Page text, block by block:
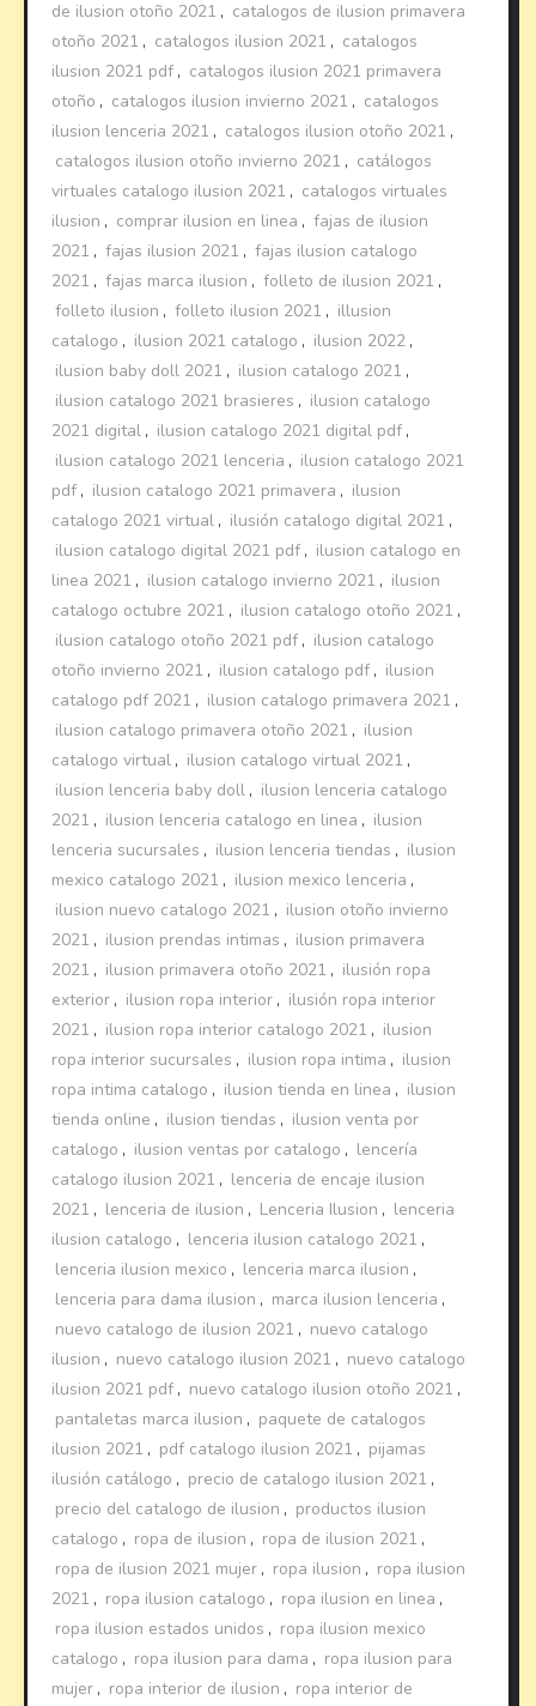
de ilusion otoño 2021 , catalogos de ilusion primavera
otoño 2021 , catalogos ilusion 2021 , catalogos
ilusion 2021 pdf , catalogos ilusion 2021 primavera
otoño , catalogos ilusion invierno 2021 , catalogos
ilusion lenceria 2021 , catalogos ilusion otoño 2021 ,
catalogos ilusion otoño invierno 2021 , catálogos
virtuales catalogo ilusion 2021 , catalogos virtuales
ilusion , comprar ilusion en linea , fajas de ilusion
2021 , fajas ilusion 2021 , fajas ilusion catalogo
2021 , fajas marca ilusion , folleto de ilusion 2021 ,
folleto ilusion , folleto ilusion 2021 , illusion
catalogo , ilusion 2021 catalogo , ilusion 2022 ,
ilusion baby doll 2021 , ilusion catalogo 2021 ,
ilusion catalogo 2021 brasieres , ilusion catalogo
2021 digital , ilusion catalogo 2021 digital pdf ,
ilusion catalogo 2021 lenceria , ilusion catalogo 2021
pdf , ilusion catalogo 2021 primavera , ilusion
catalogo 2021 virtual , ilusión catalogo digital 2021 ,
ilusion catalogo digital 2021 pdf , ilusion catalogo en
linea 2021 , ilusion catalogo invierno 2021 , ilusion
catalogo octubre 2021 , ilusion catalogo otoño 2021 ,
ilusion catalogo otoño 2021 pdf , ilusion catalogo
otoño invierno 2021 , ilusion catalogo pdf , ilusion
catalogo pdf 2021 , ilusion catalogo primavera 2021 ,
ilusion catalogo primavera otoño 2021 , ilusion
catalogo virtual , ilusion catalogo virtual 2021 ,
ilusion lenceria baby doll , ilusion lenceria catalogo
2021 , ilusion lenceria catalogo en linea , ilusion
lenceria sucursales , ilusion lenceria tiendas , ilusion
mexico catalogo 2021 , ilusion mexico lenceria ,
ilusion nuevo catalogo 2021 , ilusion otoño invierno
2021 , ilusion prendas intimas , ilusion primavera
2021 , ilusion primavera otoño 2021 , ilusión ropa
exterior , ilusion ropa interior , ilusión ropa interior
2021 , ilusion ropa interior catalogo 2021 , ilusion
ropa interior sucursales , ilusion ropa intima , ilusion
ropa intima catalogo , ilusion tienda en linea , ilusion
tienda online , ilusion tiendas , ilusion venta por
catalogo , ilusion ventas por catalogo , lencería
catalogo ilusion 2021 , lenceria de encaje ilusion
2021 , lenceria de ilusion , Lenceria Ilusion , lenceria
ilusion catalogo , lenceria ilusion catalogo 2021 ,
lenceria ilusion mexico , lenceria marca ilusion ,
lenceria para dama ilusion , marca ilusion lenceria ,
nuevo catalogo de ilusion 2021 , nuevo catalogo
ilusion , nuevo catalogo ilusion 2021 , nuevo catalogo
ilusion 2021 pdf , nuevo catalogo ilusion otoño 2021 ,
pantaletas marca ilusion , paquete de catalogos
ilusion 2021 , pdf catalogo ilusion 2021 , pijamas
ilusión catálogo , precio de catalogo ilusion 2021 ,
precio del catalogo de ilusion , productos ilusion
catalogo , ropa de ilusion , ropa de ilusion 2021 ,
ropa de ilusion 2021 mujer , ropa ilusion , ropa ilusion
2021 , ropa ilusion catalogo , ropa ilusion en linea ,
ropa ilusion estados unidos , ropa ilusion mexico
catalogo , ropa ilusion para dama , ropa ilusion para
mujer , ropa interior de ilusion , ropa interior de